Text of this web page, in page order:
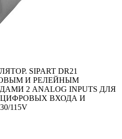
SIPART DR21
И РЕЛЕЙНЫМ
2 ANALOG INPUTS ДЛЯ
ВХОДА И
115V